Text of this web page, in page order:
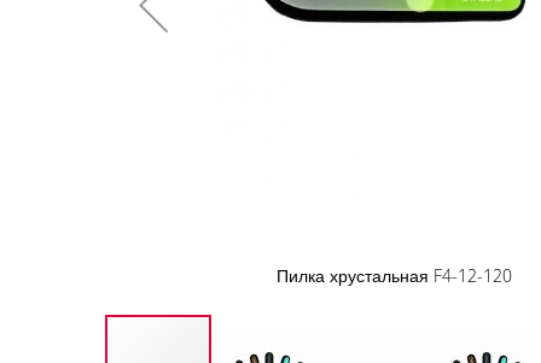
Пилка хрустальная F4-12-120